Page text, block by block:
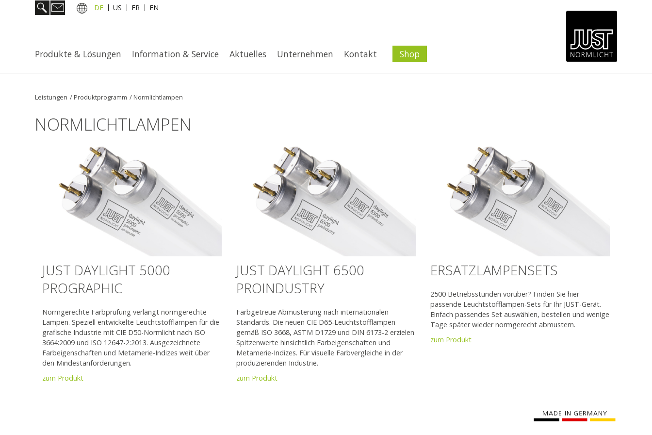
DE US FR EN
Produkte & Lösungen Information & Service Aktuelles Unternehmen Kontakt Shop
Leistungen /Produktprogramm /Normlichtlampen
NORMLICHTLAMPEN
JUST DAYLIGHT 5000
PROGRAPHIC
Normgerechte Farbprüfung verlangt normgerechte
Lampen. Speziell entwickelte Leuchtstofflampen für die
grafische Industrie mit CIE D50-Normlicht nach ISO
3664:2009 und ISO 12647-2:2013. Ausgezeichnete
Farbeigenschaften und Metamerie-Indizes weit über
den Mindestanforderungen.
zum Produkt
JUST DAYLIGHT 6500
PROINDUSTRY
Farbgetreue Abmusterung nach internationalen
Standards. Die neuen CIE D65-Leuchtstofflampen
gemäß ISO 3668, ASTM D1729 und DIN 6173-2 erzielen
Spitzenwerte hinsichtlich Farbeigenschaften und
Metamerie-Indizes. Für visuelle Farbvergleiche in der
produzierenden Industrie.
zum Produkt
ERSATZLAMPENSETS
2500 Betriebsstunden vorüber? Finden Sie hier
passende Leuchtstofflampen-Sets für Ihr JUST-Gerät.
Einfach passendes Set auswählen, bestellen und wenige
Tage später wieder normgerecht abmustern.
zum Produkt